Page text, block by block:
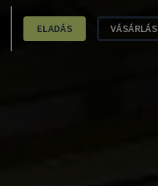
ELADÁS VÁSÁRLÁS